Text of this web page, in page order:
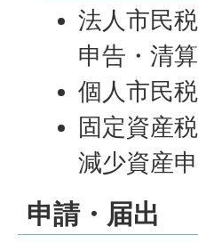
法人市民
申告・清
個人市民
固定資産
減少資産
申請・届出